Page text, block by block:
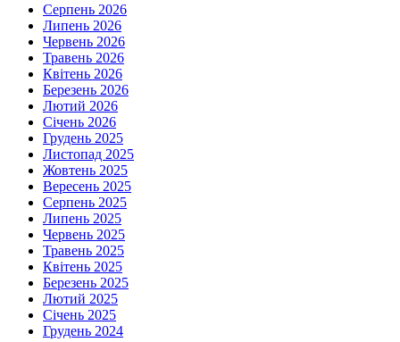
Серпень 2026
Липень 2026
Червень 2026
Травень 2026
Квітень 2026
Березень 2026
Лютий 2026
Січень 2026
Грудень 2025
Листопад 2025
Жовтень 2025
Вересень 2025
Серпень 2025
Липень 2025
Червень 2025
Травень 2025
Квітень 2025
Березень 2025
Лютий 2025
Січень 2025
Грудень 2024